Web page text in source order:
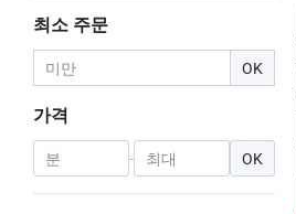
최소 주문
OK
가격
- OK